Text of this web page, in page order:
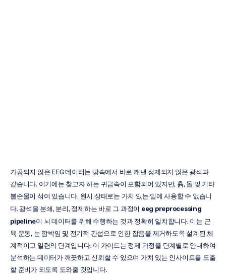
가공되지 않은 EEG 데이터는 땅속에서 바로 캐낸 정제되지 않은 광석과
같습니다. 여기에는 찾고자 하는 귀금속이 포함되어 있지만, 흙, 돌 및 기타
불순물이 섞여 있습니다. 원시 상태로는 가치 있는 일에 사용할 수 없습니
다. 광석을 분쇄, 분리, 정제하는 바로 그 과정이 eeg preprocessing
pipeline이 뇌 데이터를 위해 수행하는 것과 정확히 일치합니다. 이는 근
육 운동, 눈 깜박임 및 전기적 간섭으로 인한 잡음을 제거하도록 설계된 체
계적이고 일련의 단계입니다. 이 가이드는 정제 과정을 단계별로 안내하여
분석하는 데이터가 깨끗하고 신뢰할 수 있으며 가치 있는 인사이트를 도출
할 준비가 되도록 도와줄 것입니다.